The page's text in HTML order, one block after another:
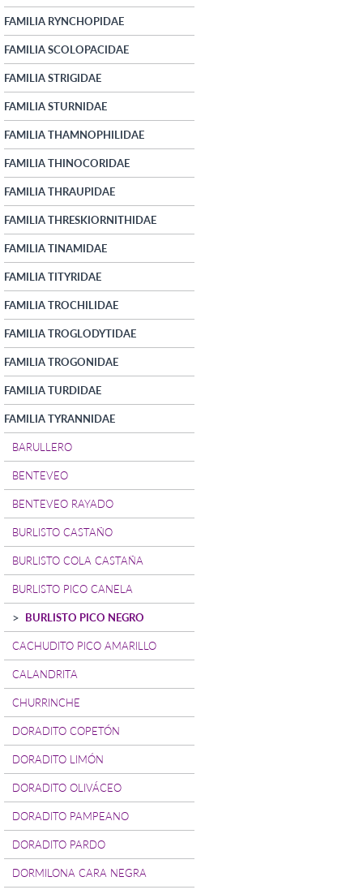
FAMILIA RYNCHOPIDAE
FAMILIA SCOLOPACIDAE
FAMILIA STRIGIDAE
FAMILIA STURNIDAE
FAMILIA THAMNOPHILIDAE
FAMILIA THINOCORIDAE
FAMILIA THRAUPIDAE
FAMILIA THRESKIORNITHIDAE
FAMILIA TINAMIDAE
FAMILIA TITYRIDAE
FAMILIA TROCHILIDAE
FAMILIA TROGLODYTIDAE
FAMILIA TROGONIDAE
FAMILIA TURDIDAE
FAMILIA TYRANNIDAE
BARULLERO
BENTEVEO
BENTEVEO RAYADO
BURLISTO CASTAÑO
BURLISTO COLA CASTAÑA
BURLISTO PICO CANELA
BURLISTO PICO NEGRO
CACHUDITO PICO AMARILLO
CALANDRITA
CHURRINCHE
DORADITO COPETÓN
DORADITO LIMÓN
DORADITO OLIVÁCEO
DORADITO PAMPEANO
DORADITO PARDO
DORMILONA CARA NEGRA